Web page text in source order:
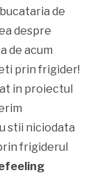
de
despre
de acum
prin frigider!
in proiectul
stii niciodata
frigiderul